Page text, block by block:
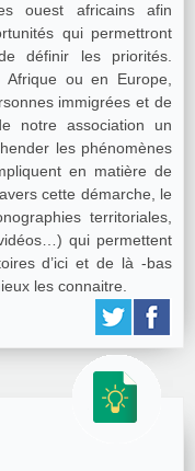
ouest africains afin
qui permettront
définir les priorités.
ou en Europe,
immigrées et de
notre association un
les phénomènes
en matière de
cette démarche, le
territoriales,
qui permettent
d’ici et de là -bas
les connaitre.